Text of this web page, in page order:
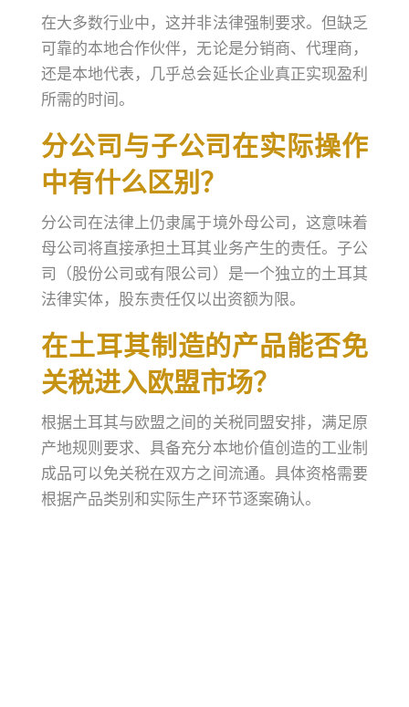
在大多数行业中，这并非法律强制要求。但缺乏
可靠的本地合作伙伴，无论是分销商、代理商，
还是本地代表，几乎总会延长企业真正实现盈利
所需的时间。
分公司与子公司在实际操作
中有什么区别？
分公司在法律上仍隶属于境外母公司，这意味着
母公司将直接承担土耳其业务产生的责任。子公
司（股份公司或有限公司）是一个独立的土耳其
法律实体，股东责任仅以出资额为限。
在土耳其制造的产品能否免
关税进入欧盟市场？
根据土耳其与欧盟之间的关税同盟安排，满足原
产地规则要求、具备充分本地价值创造的工业制
成品可以免关税在双方之间流通。具体资格需要
根据产品类别和实际生产环节逐案确认。